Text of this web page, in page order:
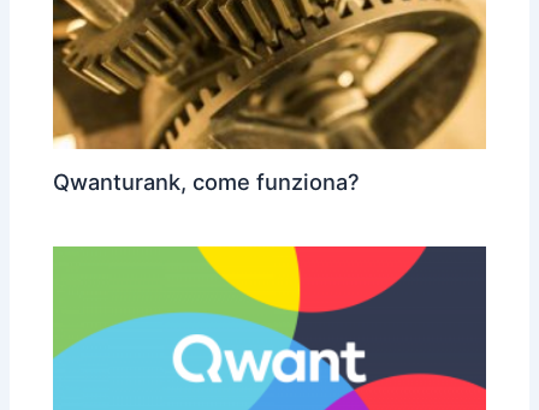
Qwanturank, come funziona?